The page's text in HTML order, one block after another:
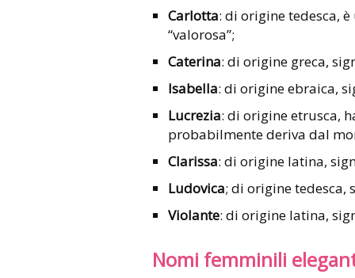
Carlotta: di origine tedesca,
“valorosa”;
Caterina: di origine greca,
Isabella: di origine ebraica,
Lucrezia: di origine etrusca,
probabilmente deriva dal
Clarissa: di origine latina,
Ludovica; di origine tedesca,
Violante: di origine latina,
Nomi femminili